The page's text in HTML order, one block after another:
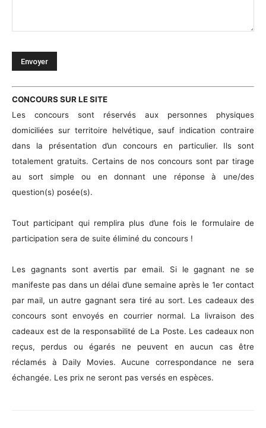
CONCOURS SUR LE SITE
Les concours sont réservés aux personnes physiques
domiciliées sur territoire helvétique, sauf indication contraire
dans la présentation d’un concours en particulier. Ils sont
totalement gratuits. Certains de nos concours sont par tirage
au sort simple ou en donnant une réponse à une/des
question(s) posée(s).
Tout participant qui remplira plus d’une fois le formulaire de
participation sera de suite éliminé du concours !
Les gagnants sont avertis par email. Si le gagnant ne se
manifeste pas dans un délai d’une semaine après le 1er contact
par mail, un autre gagnant sera tiré au sort. Les cadeaux des
concours sont envoyés en courrier normal. La livraison des
cadeaux est de la responsabilité de La Poste. Les cadeaux non
reçus, perdus ou égarés ne peuvent en aucun cas être
réclamés à Daily Movies. Aucune correspondance ne sera
échangée. Les prix ne seront pas versés en espèces.